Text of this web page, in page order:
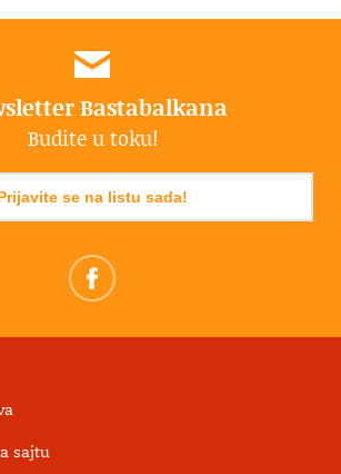
Bastabalkana
Budite u toku!
se na listu sada!
sajtu